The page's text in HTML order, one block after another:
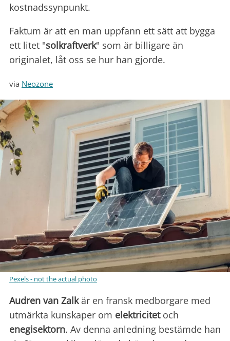
kostnadssynpunkt.
Faktum är att en man uppfann ett sätt att bygga
ett litet "solkraftverk" som är billigare än
originalet, låt oss se hur han gjorde.
via Neozone
Pexels - not the actual photo
Audren van Zalkär en fransk medborgare med
utmärkta kunskaper om elektricitetoch
enegisektorn. Av denna anledning bestämde han